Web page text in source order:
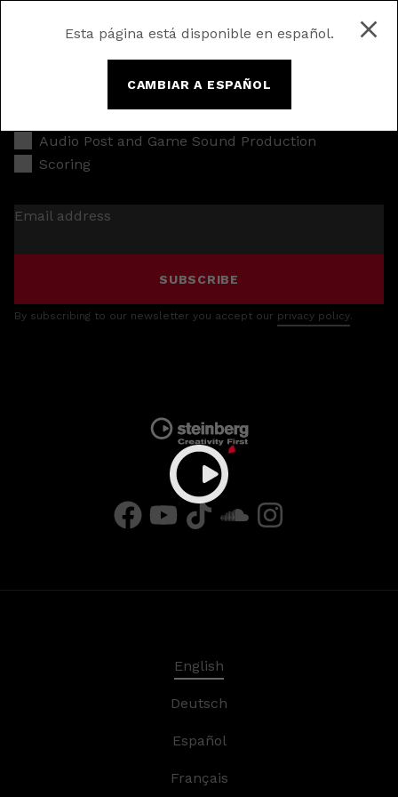
Esta página está disponible en español.
CAMBIAR A ESPAÑOL
Audio Post and Game Sound Production
Scoring
Email address
SUBSCRIBE
By subscribing to our newsletter you accept our privacy policy.
English
Deutsch
Español
Français